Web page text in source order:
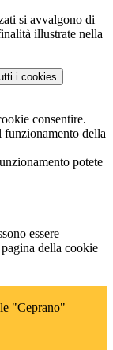
si avvalgono di
illustrate nella
i cookies
consentire.
funzionamento della
potete
essere
della cookie
"Ceprano"